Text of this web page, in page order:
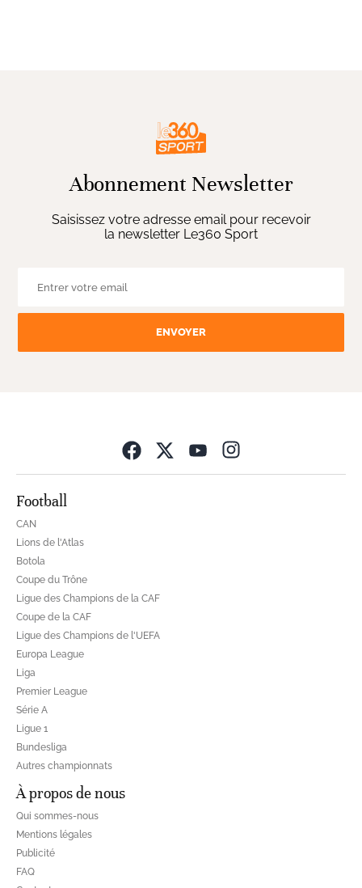
Abonnement Newsletter
Saisissez votre adresse email pour recevoir
la newsletter Le360 Sport
ENVOYER
Football
CAN
Lions de l'Atlas
Botola
Coupe du Trône
Ligue des Champions de la CAF
Coupe de la CAF
Ligue des Champions de l'UEFA
Europa League
Liga
Premier League
Série A
Ligue 1
Bundesliga
Autres championnats
À propos de nous
Qui sommes-nous
Mentions légales
Publicité
FAQ